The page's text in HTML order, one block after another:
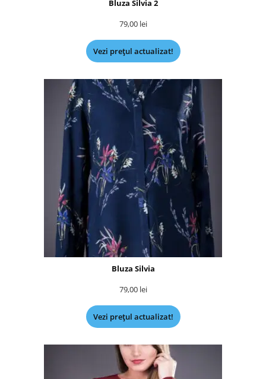
Bluza Silvia 2
79,00 lei
Vezi prețul actualizat!
Bluza Silvia
79,00 lei
Vezi prețul actualizat!